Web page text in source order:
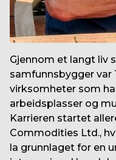
Gjennom et langt liv
samfunnsbygger var
virksomheter som
arbeidsplasser og
Karrieren startet
Commodities Ltd.,
la grunnlaget for en